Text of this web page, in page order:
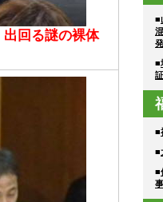
出回る謎の裸体
■
■
■
■
■